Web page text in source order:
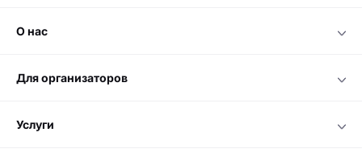
о нас
для организаторов
услуги